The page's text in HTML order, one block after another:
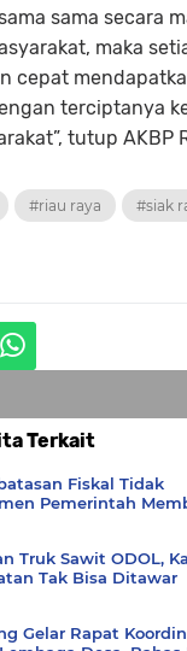
sama secara
maka
cepat
terciptanya
tutup AKBP
#riau raya #siak
Terkait
Fiskal Tidak
Pemerintah
Truk Sawit ODOL,
Tak Bisa Ditawar
Gelar Rapat